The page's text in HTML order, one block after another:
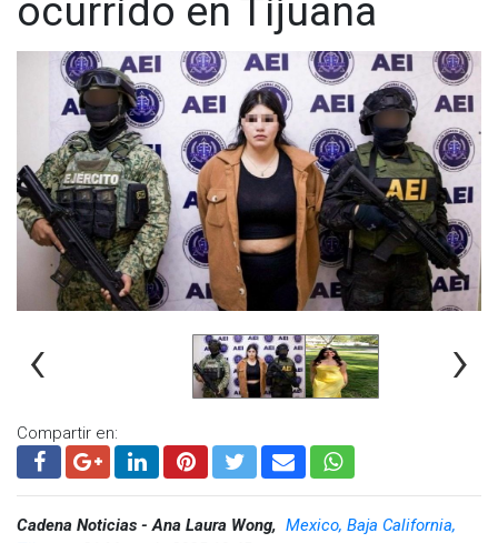
ocurrido en Tijuana
‹ ›
Compartir en:
Cadena Noticias - Ana Laura Wong, Mexico, Baja California,